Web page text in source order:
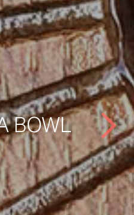
BOWL